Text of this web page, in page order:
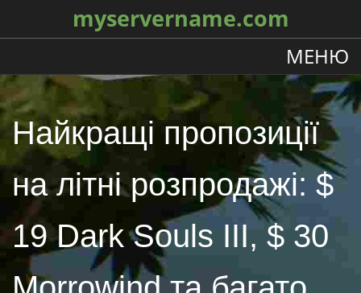
myservername.com
МЕНЮ
Найкращі пропозиції
на літні розпродажі: $
19 Dark Souls III, $ 30